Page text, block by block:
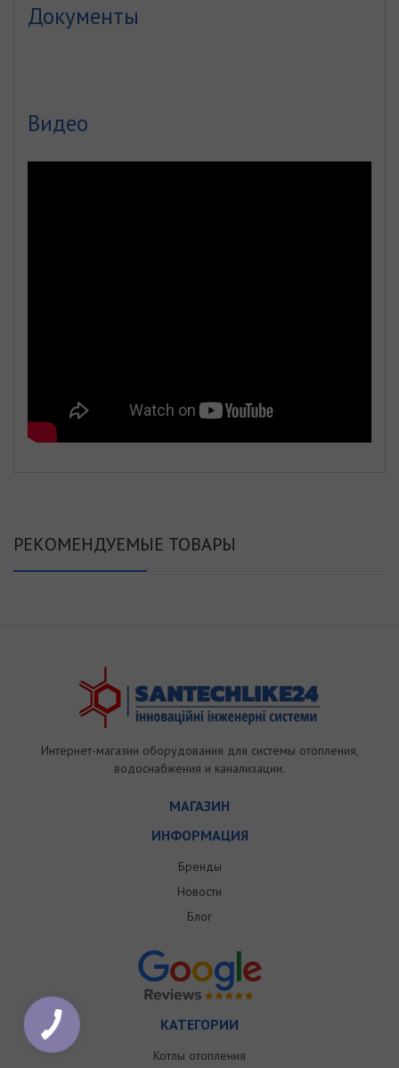
Документы
Видео
РЕКОМЕНДУЕМЫЕ ТОВАРЫ
Интернет-магазин оборудования для системы отопления,
водоснабжения и канализации.
МАГАЗИН
ИНФОРМАЦИЯ
Бренды
Новости
Блог
КАТЕГОРИИ
Котлы отопления